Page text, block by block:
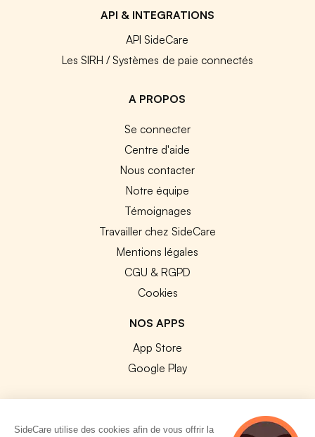
API & INTEGRATIONS
API SideCare
Les SIRH / Systèmes de paie connectés
A PROPOS
Se connecter
Centre d'aide
Nous contacter
Notre équipe
Témoignages
Travailler chez SideCare
Mentions légales
CGU & RGPD
Cookies
NOS APPS
App Store
Google Play
SideCare utilise des cookies afin de vous offrir la